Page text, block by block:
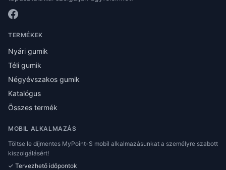
TERMÉKEK
Nyári gumik
Téli gumik
Négyévszakos gumik
Katalógus
Összes termék
MOBIL ALKALMAZÁS
Töltse le díjmentes MyPoint-S mobil alkalmazásunkat a személyre szabott
kiszolgálásért!
✓ Tervezhető időpontok